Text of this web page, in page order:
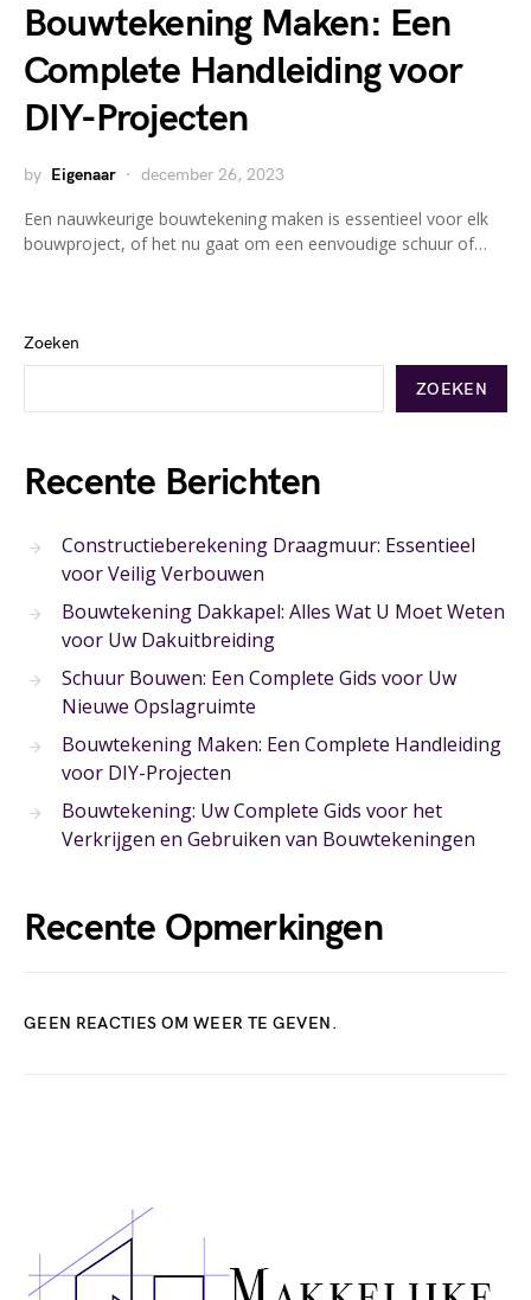
Bouwtekening Maken: Een
Complete Handleiding voor
DIY-Projecten
by Eigenaar december 26, 2023
Een nauwkeurige bouwtekening maken is essentieel voor elk
bouwproject, of het nu gaat om een eenvoudige schuur of…
Zoeken
ZOEKEN
Recente Berichten
Constructieberekening Draagmuur: Essentieel
voor Veilig Verbouwen
Bouwtekening Dakkapel: Alles Wat U Moet Weten
voor Uw Dakuitbreiding
Schuur Bouwen: Een Complete Gids voor Uw
Nieuwe Opslagruimte
Bouwtekening Maken: Een Complete Handleiding
voor DIY-Projecten
Bouwtekening: Uw Complete Gids voor het
Verkrijgen en Gebruiken van Bouwtekeningen
Recente Opmerkingen
GEEN REACTIES OM WEER TE GEVEN.